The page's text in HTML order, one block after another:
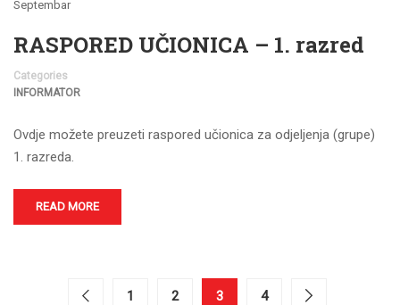
Septembar
RASPORED UČIONICA – 1. razred
Categories
INFORMATOR
Ovdje možete preuzeti raspored učionica za odjeljenja (grupe)
1. razreda.
READ MORE
1 2 3 4